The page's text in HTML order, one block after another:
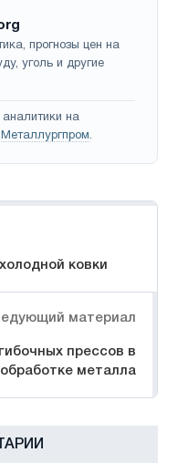
прогнозы цен на
уголь и другие
на
.
ковки
материал
прессов в
металла